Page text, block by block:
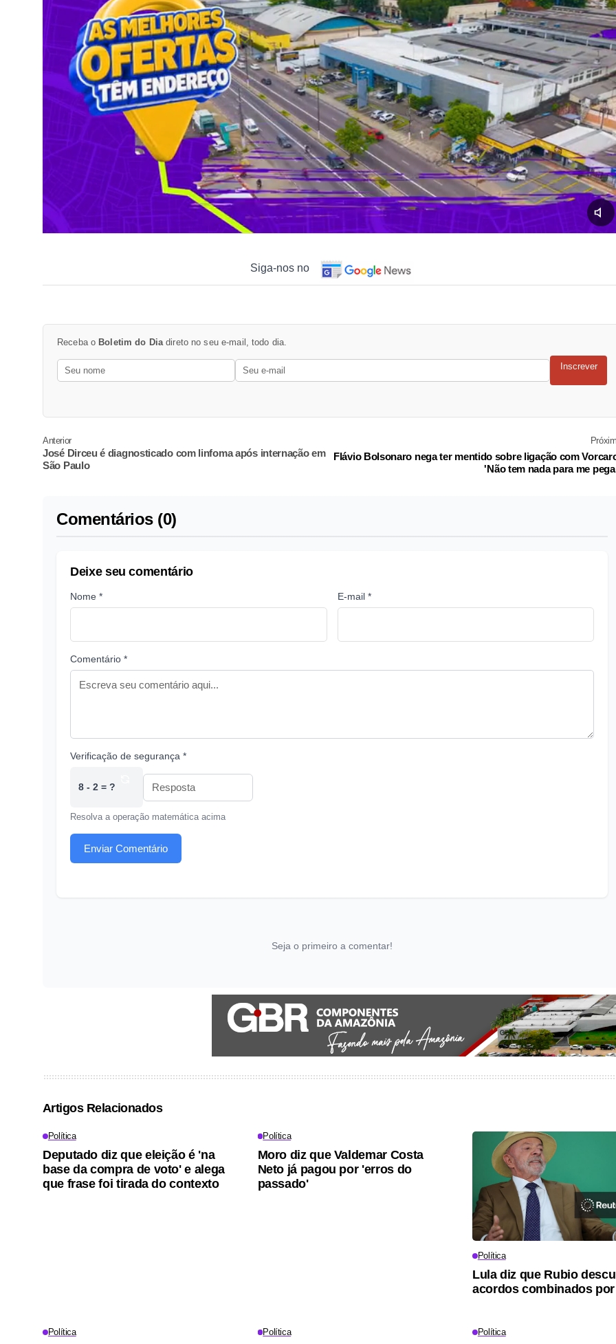
Siga-nos no
Receba o Boletim do Diadireto no seu e-mail, todo dia.
Inscrever
Anterior
José Dirceu é diagnosticado com linfoma após internação em
São Paulo
Flávio Bolsonaro nega ter mentido sobre ligação com
'Não tem nada para me
Comentários (0)
Deixe seu comentário
Nome * E-mail *
Comentário *
Verificação de segurança *
8 - 2 = ?
Resolva a operação matemática acima
Enviar Comentário
Seja o primeiro a comentar!
Artigos Relacionados
Política
Deputado diz que eleição é 'na
base da compra de voto' e alega
que frase foi tirada do contexto
Política
Moro diz que Valdemar Costa
Neto já pagou por 'erros do
passado'
Política
Lula diz que Rubio
acordos combinados
Política Política Política